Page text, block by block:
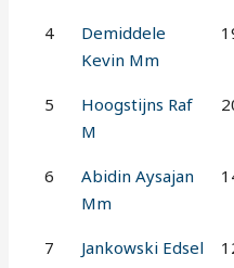
4
Demiddele
Kevin Mm
5
Hoogstijns Raf
M
6
Abidin Aysajan
Mm
7
Jankowski Edsel